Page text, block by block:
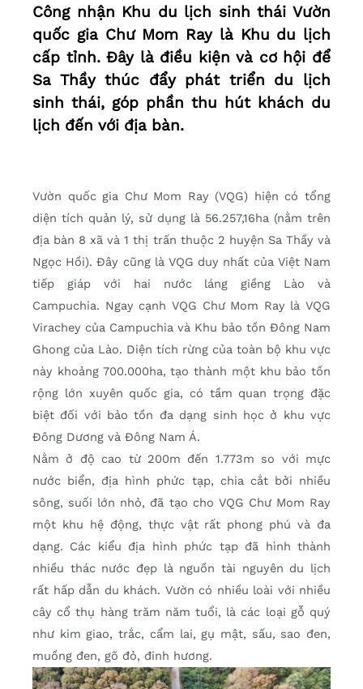
Công nhận Khu du lịch sinh thái Vườn
quốc gia Chư Mom Ray là Khu du lịch
cấp tỉnh. Đây là điều kiện và cơ hội để
Sa Thầy thúc đẩy phát triển du lịch
sinh thái, góp phần thu hút khách du
lịch đến với địa bàn.
Vườn quốc gia Chư Mom Ray (VQG) hiện có tổng
diện tích quản lý, sử dụng là 56.257,16ha (nằm trên
địa bàn 8 xã và 1 thị trấn thuộc 2 huyện Sa Thầy và
Ngọc Hồi). Đây cũng là VQG duy nhất của Việt Nam
tiếp giáp với hai nước láng giềng Lào và
Campuchia. Ngay cạnh VQG Chư Mom Ray là VQG
Virachey của Campuchia và Khu bảo tồn Đông Nam
Ghong của Lào. Diện tích rừng của toàn bộ khu vực
này khoảng 700.000ha, tạo thành một khu bảo tồn
rộng lớn xuyên quốc gia, có tầm quan trọng đặc
biệt đối với bảo tồn đa dạng sinh học ở khu vực
Đông Dương và Đông Nam Á.
Nằm ở độ cao từ 200m đến 1.773m so với mực
nước biển, địa hình phức tạp, chia cắt bởi nhiều
sông, suối lớn nhỏ, đã tạo cho VQG Chư Mom Ray
một khu hệ động, thực vật rất phong phú và đa
dạng. Các kiểu địa hình phức tạp đã hình thành
nhiều thác nước đẹp là nguồn tài nguyên du lịch
rất hấp dẫn du khách. Vườn có nhiều loài với nhiều
cây cổ thụ hàng trăm năm tuổi, là các loại gỗ quý
như kim giao, trắc, cẩm lai, gụ mật, sấu, sao đen,
muồng đen, gõ đỏ, đinh hương.